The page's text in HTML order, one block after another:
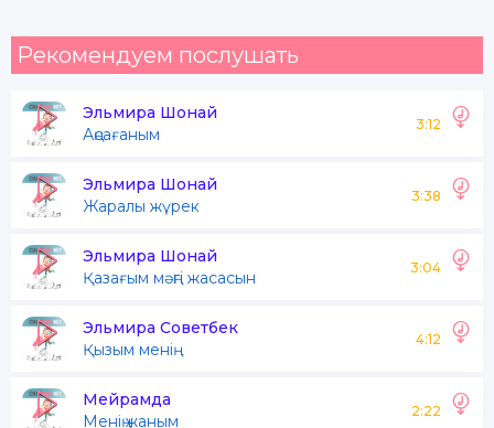
Рекомендуем послушать
Эльмира Шонай
Аңсағаным
3:12
Эльмира Шонай
Жаралы жүрек
3:38
Эльмира Шонай
Қазағым мәңгі жасасын
3:04
Эльмира Советбек
Қызым менің
4:12
Мейрамда
Менің жаным
2:22